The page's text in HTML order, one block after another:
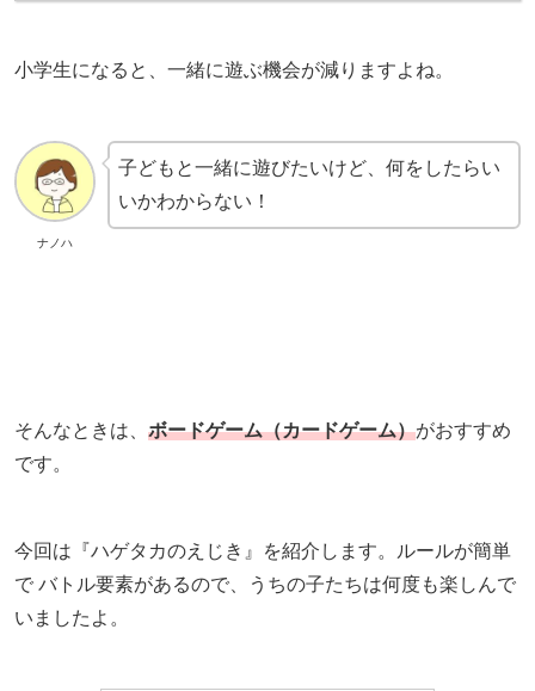
小学生になると、一緒に遊ぶ機会が減りますよね。
ナノハ
子どもと一緒に遊びたいけど、何をしたらい
いかわからない！
そんなときは、 ボードゲーム（カードゲーム）がおすすめ
です。
今回は『ハゲタカのえじき』を紹介します。ルールが簡単
で バトル要素があるので、うちの子たちは何度も楽しんで
いましたよ。